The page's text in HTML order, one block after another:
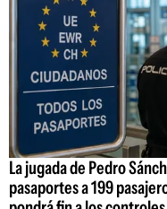
La jugada de Pedro
pasaportes a 199